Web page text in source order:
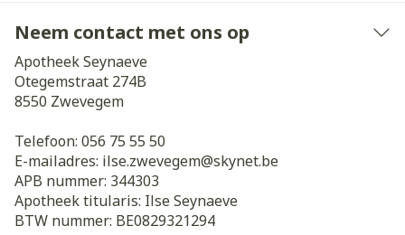
Neem contact met ons op
Apotheek Seynaeve
Otegemstraat 274B
8550 Zwevegem
Telefoon: 056 75 55 50
E-mailadres: ilse.zwevegem@skynet.be
APB nummer: 344303
Apotheek titularis: Ilse Seynaeve
BTW nummer: BE0829321294